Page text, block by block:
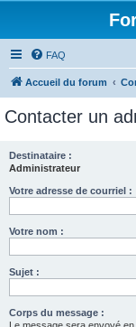
FAQ
Accueil du forum
Contacter un
Destinataire :
Administrateur
Votre adresse de courriel :
Votre nom :
Sujet :
Corps du message :